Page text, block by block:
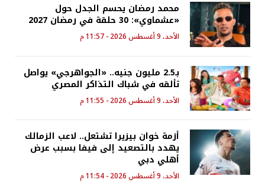
محمد رمضان يحسم الجدل حول
«عشماوي»: 30 حلقة في رمضان 2027
الأحد، 9 أغسطس 2026 - 11:57 م
بـ2.5 مليون جنيه.. «الجواهرجي» يواصل
تألقه في شباك التذاكر المصري
الأحد، 9 أغسطس 2026 - 11:55 م
أزمة خوان بيزيرا تشتعل.. لاعب الزمالك
يهدد بالتصعيد إلى فيفا بسبب عرض
أهلي دبي
الأحد، 9 أغسطس 2026 - 11:54 م